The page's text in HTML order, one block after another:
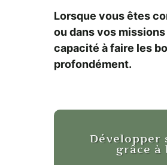
Lorsque vous êtes
ou dans vos
capacité à faire les
profondément.
Développer
grâce à